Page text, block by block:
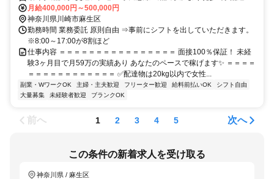
リア：東京都・神奈川県
月給400,000円～500,000円
神奈川県川崎市麻生区
勤務時間 業務委託 原則自由 ⇒事前にシフトを出していただきます。
※8:00～17:00が8割ほど
仕事内容 ＝＝＝＝＝＝＝＝＝＝＝＝＝＝＝＝ 面接100％保証！ 未経
験3ヶ月目で月59万の実績あり あなたのペースで稼げます✨ ＝＝＝＝
＝＝＝＝＝＝＝＝＝＝＝＝ ✅配達物は20kg以内で女性...
副業・WワークOK 主婦・主夫歓迎 フリーター歓迎 給料前払いOK
シフト自由
大量募集
未経験者歓迎 ブランクOK
前へ 1 2 3 4 5 次へ
この条件の新着求人を受け取る
神奈川県 / 麻生区